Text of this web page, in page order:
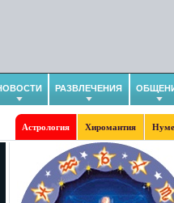
РАЗВЛЕЧЕНИЯ
Астрология Хиромантия